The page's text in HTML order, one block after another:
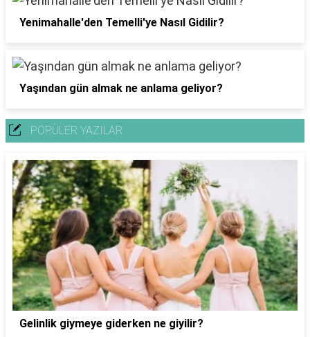
Yenimahalle'den Temelli'ye Nasıl Gidilir?
Yaşından gün almak ne anlama geliyor?
POPÜLER YAZILAR
Gelinlik giymeye giderken ne giyilir?